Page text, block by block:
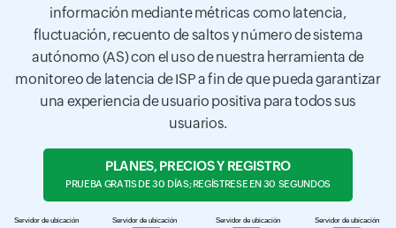
información mediante métricas como latencia,
fluctuación, recuento de saltos y número de sistema
autónomo (AS) con el uso de nuestra herramienta de
monitoreo de latencia de ISP a fin de que pueda garantizar
una experiencia de usuario positiva para todos sus
usuarios.
PLANES, PRECIOS Y REGISTRO
PRUEBA GRATIS DE 30 DÍAS; REGÍSTRESE EN 30 SEGUNDOS